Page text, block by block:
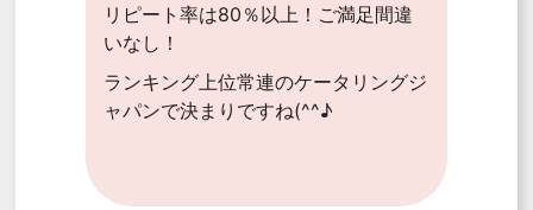
リピート率は80％以上！ご満足間違
いなし！
ランキング上位常連のケータリングジ
ャパンで決まりですね(^^♪